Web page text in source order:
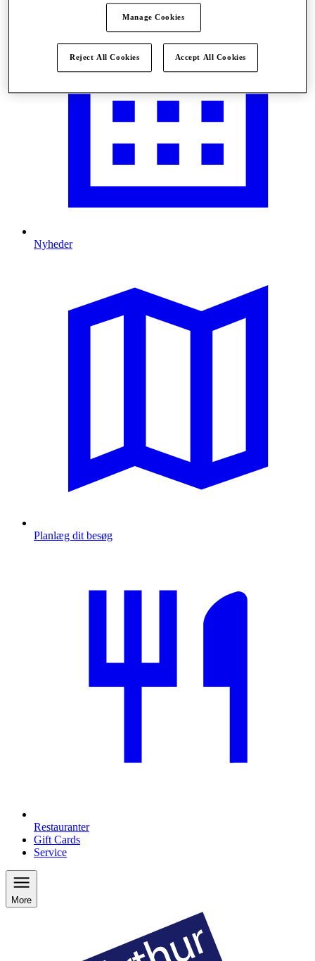
Nyheder
Planlæg dit besøg
Restauranter
Gift Cards
Service
More
Manage Cookies
Reject All Cookies Accept All Cookies